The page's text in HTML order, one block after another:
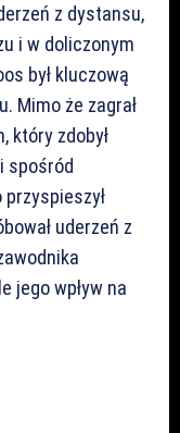
z dystansu,
i w doliczonym
był kluczową
Mimo że zagrał
który zdobył
spośród
uderzeń z
jego wpływ na